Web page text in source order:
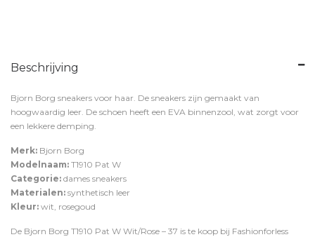
Beschrijving
Bjorn Borg sneakers voor haar. De sneakers zijn gemaakt van
hoogwaardig leer. De schoen heeft een EVA binnenzool, wat zorgt voor
een lekkere demping.
Merk: Bjorn Borg
Modelnaam: T1910 Pat W
Categorie: dames sneakers
Materialen: synthetisch leer
Kleur: wit, rosegoud
De Bjorn Borg T1910 Pat W Wit/Rose – 37 is te koop bij Fashionforless